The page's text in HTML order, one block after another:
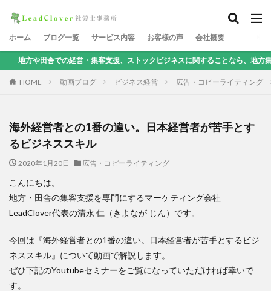
ホーム ブログ一覧 サービス内容 お客様の声 会社概要
・集客支援、ストックビジネスに関することなら、地方集客コンサルタントの
HOME 動画ブログ ビジネス経営 広告・コピーライティング
海外経営者との1番の違い。日本経営者が苦手とす
るビジネススキル
2020年1月20日 広告・コピーライティング
こんにちは。
地方・田舎の集客支援を専門にするマーケティング会社
LeadClover代表の清永 仁（きよなが じん）です。
今回は『海外経営者との1番の違い。日本経営者が苦手とするビジ
ネススキル』について動画で解説します。
ぜひ下記のYoutubeセミナーをご覧になっていただければ幸いで
す。